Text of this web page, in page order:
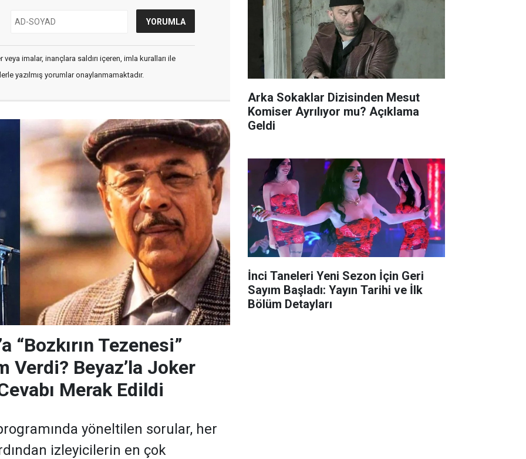
imalar, inançlara saldırı içeren, imla kuralları ile
yazılmış yorumlar onaylanmamaktadır.
“Bozkırın Tezenesi”
Verdi? Beyaz’la Joker
Merak Edildi
yöneltilen sorular, her
izleyicilerin en çok
Arka Sokaklar Dizisinden Mesut
Komiser Ayrılıyor mu? Açıklama
Geldi
İnci Taneleri Yeni Sezon İçin Geri
Sayım Başladı: Yayın Tarihi ve İlk
Bölüm Detayları